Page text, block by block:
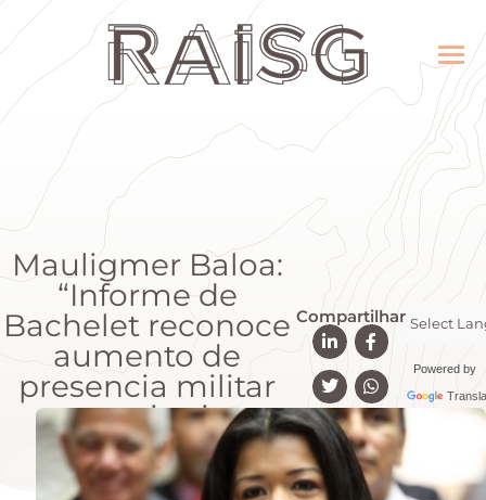
Mauligmer Baloa:
“Informe de
Bachelet reconoce
aumento de
presencia militar
en territorios
indígenas”
Compartilhar
Powered by